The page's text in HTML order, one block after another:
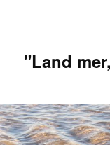
"Land